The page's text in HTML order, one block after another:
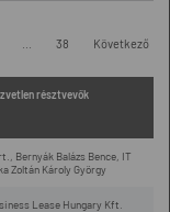
38 Következő
résztvevők
Bernyák Balázs Bence, IT
Zoltán Károly György
Lease Hungary Kft.